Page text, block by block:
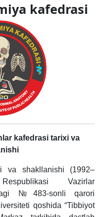
kafedrasi
kafedrasi tarixi va
va shakllanishi (1992–
Vazirlar
№483-sonli qarori
qoshida “Tibbiyot